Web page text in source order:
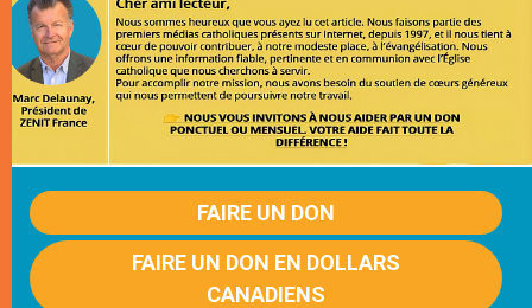
FAIRE UN DON
FAIRE UN DON EN DOLLARS
CANADIENS